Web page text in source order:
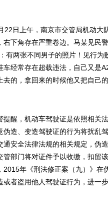
22日上午，南京市交管局机动大
右下角存在严重卷边。马某见民
有两张不同男子的照片！见行
车经常存在超载违法，自己又是
去的，拿回来的时候他又把自己
提醒，机动车驾驶证是依照相关
伪造、变造驾驶证的行为将扰乱
通安全法律法规的相关规定，伪
管部门将对证件予以收缴，扣留
2015年《刑法修正案（九）》在
或者盗用他人驾驶证行为，进一